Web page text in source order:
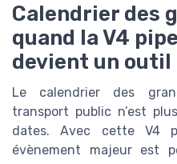
Calendrier des
quand la V4
devient un outil
Le calendrier des
transport public n’est
dates. Avec cette V4
évènement majeur est